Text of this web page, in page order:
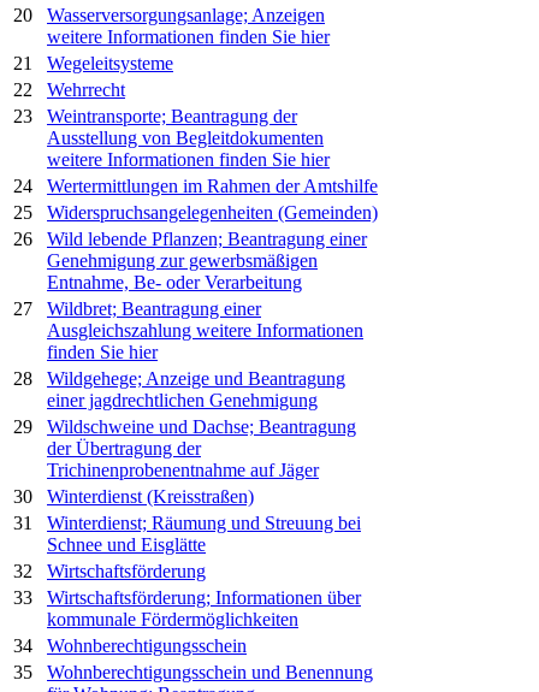
20
Wasserversorgungsanlage; Anzeigen
weitere Informationen finden Sie hier
21
Wegeleitsysteme
22
Wehrrecht
23
Weintransporte; Beantragung der
Ausstellung von Begleitdokumenten
weitere Informationen finden Sie hier
24
Wertermittlungen im Rahmen der Amtshilfe
25
Widerspruchsangelegenheiten (Gemeinden)
26
Wild lebende Pflanzen; Beantragung einer
Genehmigung zur gewerbsmäßigen
Entnahme, Be- oder Verarbeitung
27
Wildbret; Beantragung einer
Ausgleichszahlung weitere Informationen
finden Sie hier
28
Wildgehege; Anzeige und Beantragung
einer jagdrechtlichen Genehmigung
29
Wildschweine und Dachse; Beantragung
der Übertragung der
Trichinenprobenentnahme auf Jäger
30
Winterdienst (Kreisstraßen)
31
Winterdienst; Räumung und Streuung bei
Schnee und Eisglätte
32
Wirtschaftsförderung
33
Wirtschaftsförderung; Informationen über
kommunale Fördermöglichkeiten
34
Wohnberechtigungsschein
35
Wohnberechtigungsschein und Benennung